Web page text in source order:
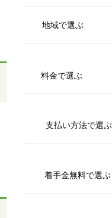
地域で選ぶ
料金で選ぶ
支払い方法で選ぶ
着手金無料で選ぶ